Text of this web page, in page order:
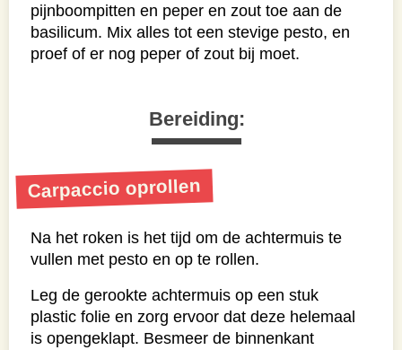
pijnboompitten en peper en zout toe aan de
basilicum. Mix alles tot een stevige pesto, en
proef of er nog peper of zout bij moet.
Bereiding:
Carpaccio oprollen
Na het roken is het tijd om de achtermuis te
vullen met pesto en op te rollen.
Leg de gerookte achtermuis op een stuk
plastic folie en zorg ervoor dat deze helemaal
is opengeklapt. Besmeer de binnenkant